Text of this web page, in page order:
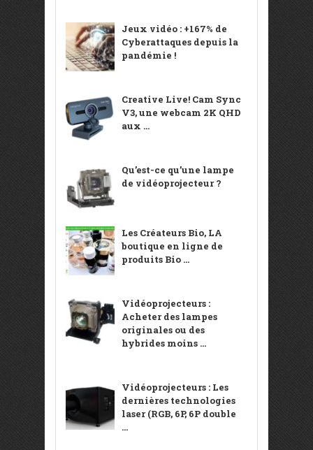
Jeux vidéo : +167% de
Cyberattaques depuis la
pandémie !
Creative Live! Cam Sync
V3, une webcam 2K QHD
aux ...
Qu’est-ce qu’une lampe
de vidéoprojecteur ?
Les Créateurs Bio, LA
boutique en ligne de
produits Bio ...
Vidéoprojecteurs :
Acheter des lampes
originales ou des
hybrides moins ...
Vidéoprojecteurs : Les
dernières technologies
laser (RGB, 6P, 6P double
...